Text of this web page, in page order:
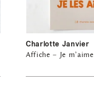
Charlotte Janvier
Affiche – Je m’aime